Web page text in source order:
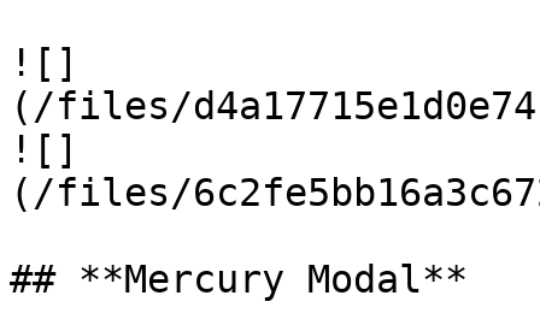
![]
(/files/
![]
(/files/
## **Mercury Modal**